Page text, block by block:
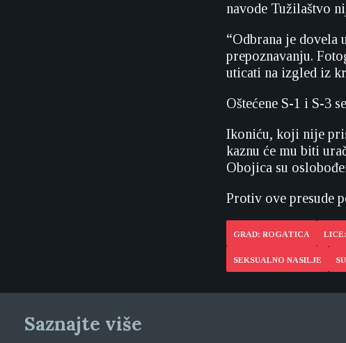
navode Tužilaštvo
“Odbrana je
prepoznavanju.
uticati na izgled iz
Oštećene S-1 i S-3
Ikoniću, koji nije
kaznu će mu biti
Obojica su
Protiv ove presude
GRAD: ROGATICA
SEKSUALNO NASILJE
Saznajte više